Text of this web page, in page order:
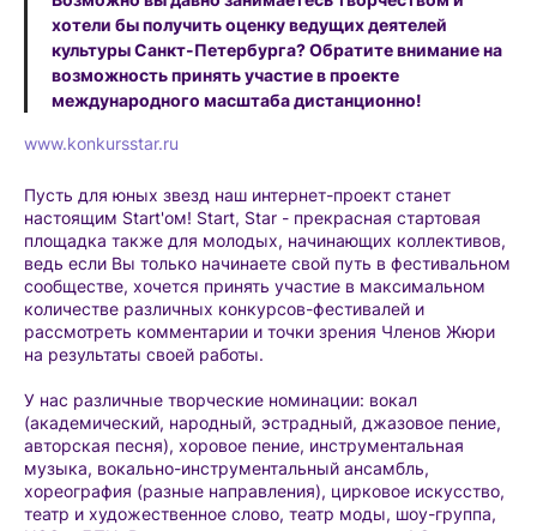
хотели бы получить оценку ведущих деятелей
культуры Санкт-Петербурга? Обратите внимание на
возможность принять участие в проекте
международного масштаба дистанционно!
www.konkursstar.ru
Пусть для юных звезд наш интернет-проект станет
настоящим Start'ом! Start, Star - прекрасная стартовая
площадка также для молодых, начинающих коллективов,
ведь если Вы только начинаете свой путь в фестивальном
сообществе, хочется принять участие в максимальном
количестве различных конкурсов-фестивалей и
рассмотреть комментарии и точки зрения Членов Жюри
на результаты своей работы.
У нас различные творческие номинации: вокал
(академический, народный, эстрадный, джазовое пение,
авторская песня), хоровое пение, инструментальная
музыка, вокально-инструментальный ансамбль,
хореография (разные направления), цирковое искусство,
театр и художественное слово, театр моды, шоу-группа,